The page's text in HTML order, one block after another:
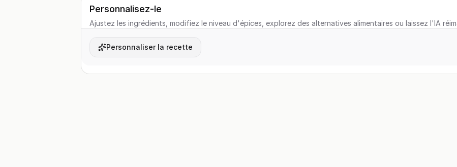
Personnalisez-le
Ajustez les ingrédients, modifiez le niveau d'épices, explorez des alternatives alimentaires ou laissez l'IA
Personnaliser la recette